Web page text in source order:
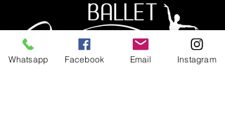
Whatsapp Facebook Email Instagram